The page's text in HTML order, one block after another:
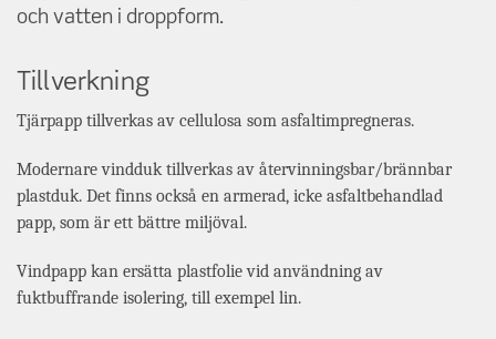
och vatten i droppform.
Tillverkning
Tjärpapp tillverkas av cellulosa som asfaltimpregneras.
Modernare vindduk tillverkas av återvinningsbar/brännbar
plastduk. Det finns också en armerad, icke asfaltbehandlad
papp, som är ett bättre miljöval.
Vindpapp kan ersätta plastfolie vid användning av
fuktbuffrande isolering, till exempel lin.